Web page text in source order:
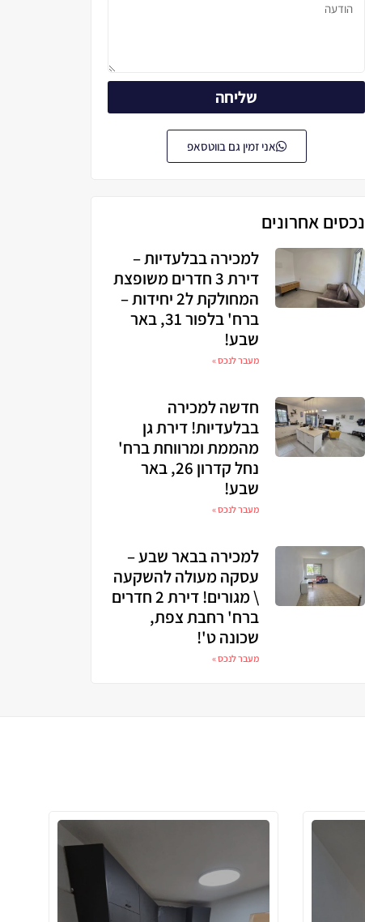
שליחה
אני זמין גם בווטסאפ
נכסים אחרונים
למכירה בבלעדיות –
דירת 3 חדרים משופצת
המחולקת ל2 יחידות –
ברח' בלפור 31, באר
שבע!
מעבר לנכס »
חדשה למכירה
בבלעדיות! דירת גן
מהממת ומרווחת ברח'
נחל קדרון 26, באר
שבע!
מעבר לנכס »
למכירה בבאר שבע –
עסקה מעולה להשקעה
\ מגורים! דירת 2 חדרים
ברח' רחבת צפת,
שכונה ט'!
מעבר לנכס »